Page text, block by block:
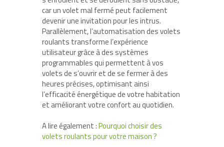
car un volet mal fermé peut facilement
devenir une invitation pour les intrus.
Parallèlement, l’automatisation des volets
roulants transforme l’expérience
utilisateur grâce à des systèmes
programmables qui permettent à vos
volets de s’ouvrir et de se fermer à des
heures précises, optimisant ainsi
l’efficacité énergétique de votre habitation
et améliorant votre confort au quotidien.
A lire également :Pourquoi choisir des
volets roulants pour votre maison ?